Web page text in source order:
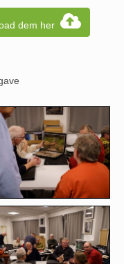
dem her